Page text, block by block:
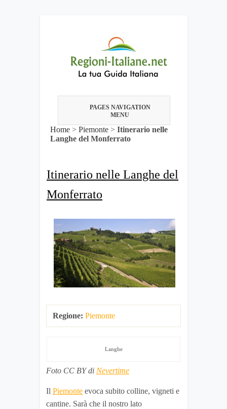
PAGES NAVIGATION
MENU
Home > Piemonte > Itinerario nelle
Langhe del Monferrato
Itinerario nelle Langhe del
Monferrato
Regione: Piemonte
Langhe
Foto CC BY di Nevertime
Il Piemonte evoca subito colline, vigneti e
cantine. Sarà che il nostro lato